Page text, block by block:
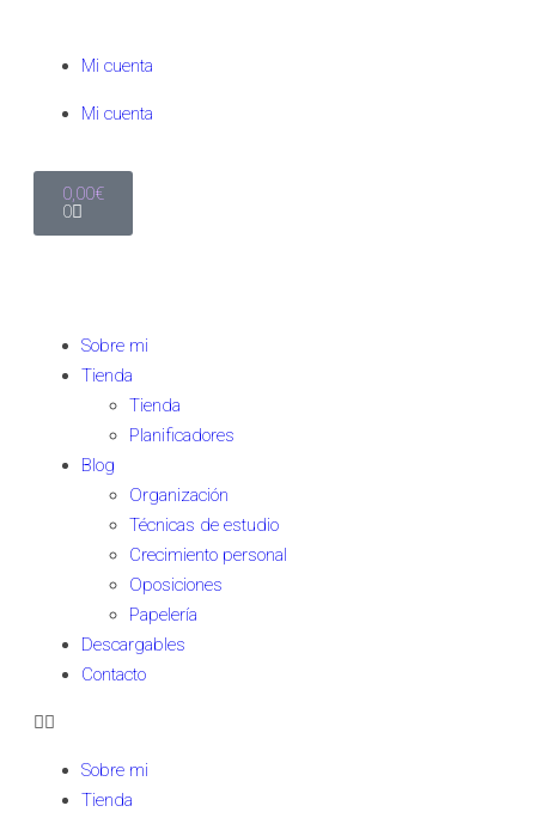
Mi cuenta
Mi cuenta
0,00€
0
Sobre mi
Tienda
Tienda
Planificadores
Blog
Organización
Técnicas de estudio
Crecimiento personal
Oposiciones
Papelería
Descargables
Contacto
Sobre mi
Tienda